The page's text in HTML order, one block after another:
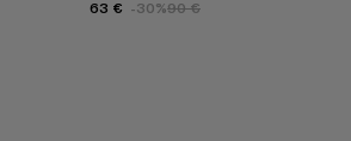
63 € -30%90 €